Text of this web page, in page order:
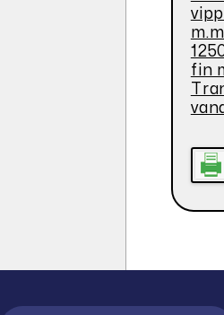
m.m
fin